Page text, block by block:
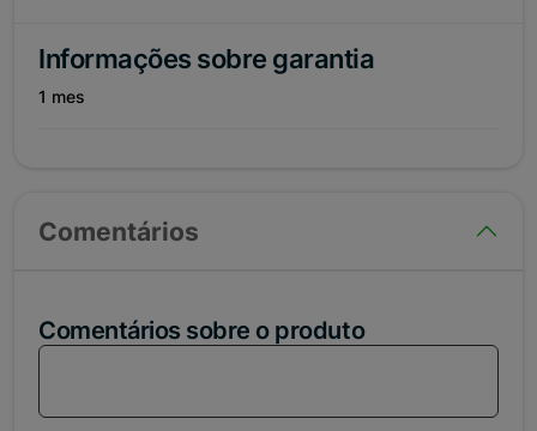
Informações sobre garantia
1 mes
Comentários
Comentários sobre o produto